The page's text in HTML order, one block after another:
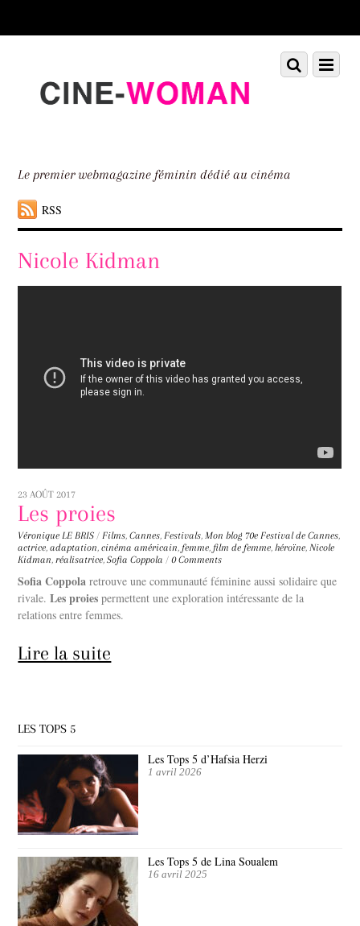
down
Le premier webmagazine féminin dédié au cinéma
RSS
Menu
Scroll
down
Nicole Kidman
23 AOÛT 2017
Les proies
Véronique LE BRIS / Films,Cannes,Festivals,Mon blog 70e Festival de Cannes,
actrice,adaptation,cinéma américain, femme, film de femme,héroïne,Nicole
Kidman,réalisatrice,Sofia Coppola / 0 Comments
Sofia Coppola retrouve une communauté féminine aussi solidaire que
rivale. Les proies permettent une exploration intéressante de la
relations entre femmes.
Lire la suite
LES TOPS 5
Les Tops 5 d’Hafsia Herzi
1 avril 2026
Les Tops 5 de Lina Soualem
16 avril 2025